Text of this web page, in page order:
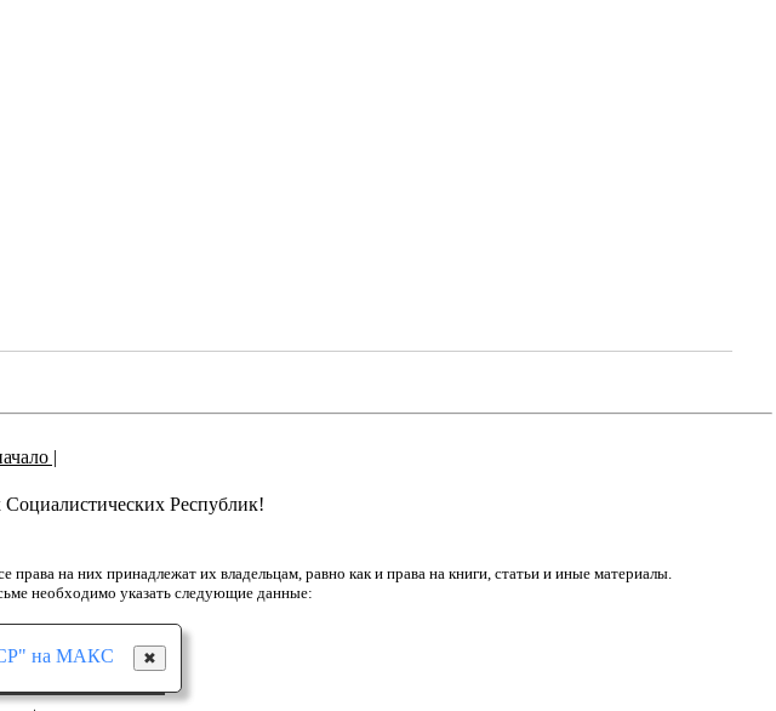
|
Республик!
на них принадлежат их владельцам, равно как и права на книги, статьи и иные материалы.
необходимо указать следующие данные:
на МАКС ✖